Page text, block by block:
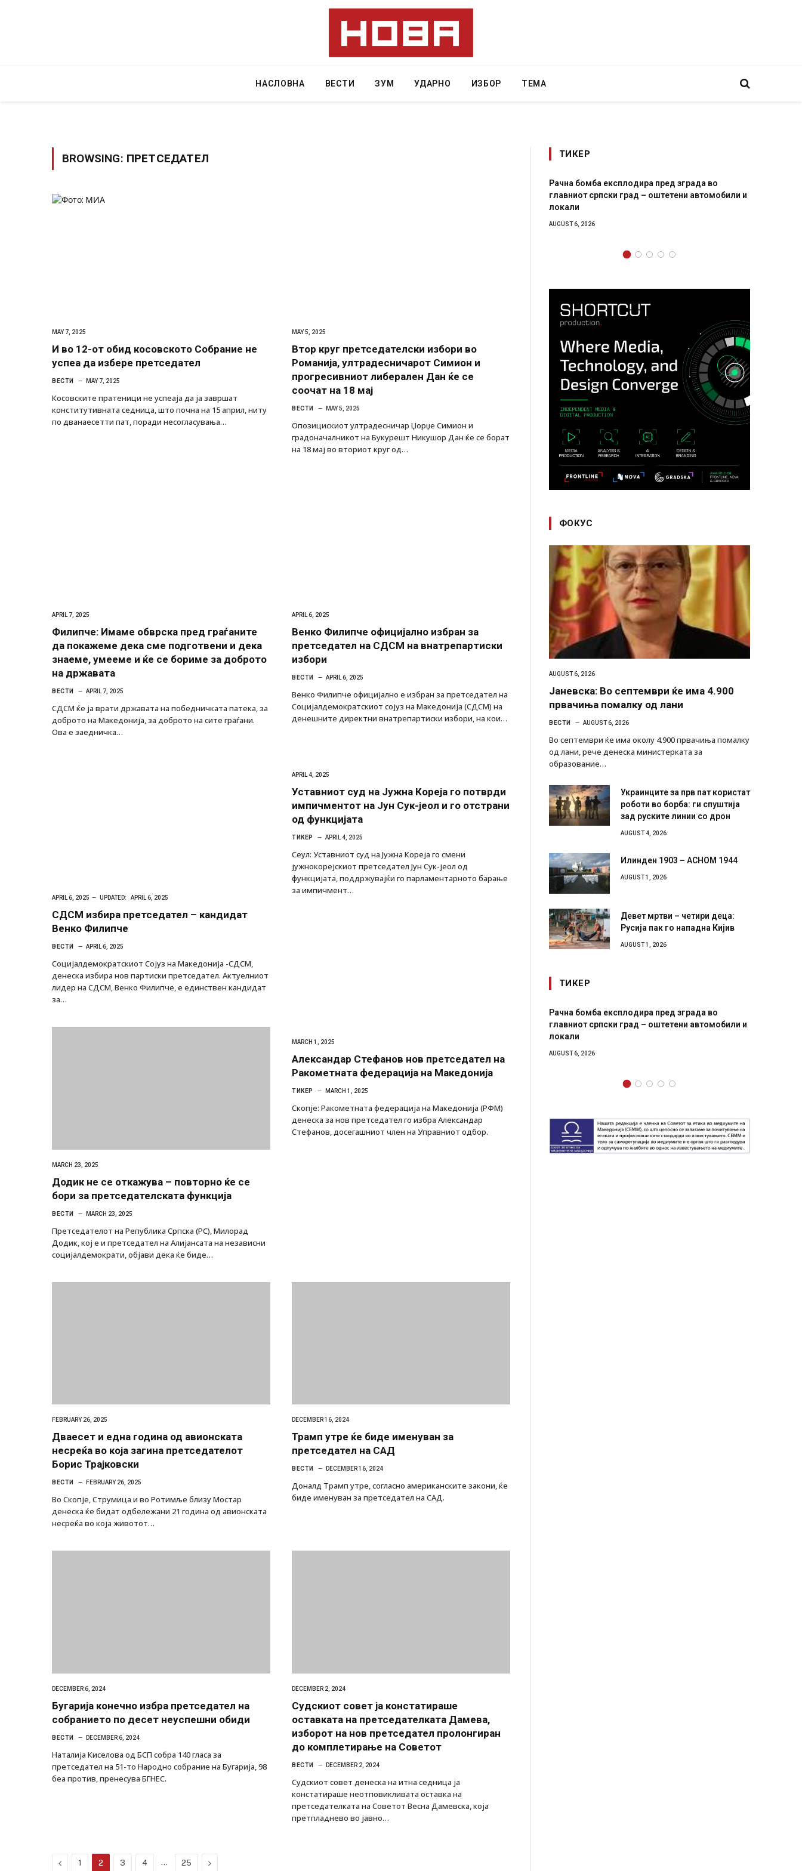
НАСЛОВНА ВЕСТИ ЗУМ УДАРНО ИЗБОР ТЕМА
BROWSING: ПРЕТСЕДАТЕЛ
MAY 7, 2025
И во 12-от обид косовското Собрание не
успеа да избере претседател
ВЕСТИ MAY 7, 2025
Косовските пратеници не успеаја да ја завршат
конститутивната седница, што почна на 15 април, ниту
по дванаесетти пат, поради несогласувања…
MAY 5, 2025
Втор круг претседателски избори во
Романија, ултрадесничарот Симион и
прогресивниот либерален Дан ќе се
соочат на 18 мај
ВЕСТИ MAY 5, 2025
Опозицискиот ултрадесничар Џорџе Симион и
градоначалникот на Букурешт Никушор Дан ќе се борат
на 18 мај во вториот круг од…
APRIL 7, 2025
Филипче: Имаме обврска пред граѓаните
да покажеме дека сме подготвени и дека
знаеме, умееме и ќе се бориме за доброто
на државата
ВЕСТИ APRIL 7, 2025
СДСМ ќе ја врати државата на победничката патека, за
доброто на Македонија, за доброто на сите граѓани.
Ова е заедничка…
APRIL 6, 2025
Венко Филипче официјално избран за
претседател на СДСМ на внатрепартиски
избори
ВЕСТИ APRIL 6, 2025
Венко Филипче официјално е избран за претседател на
Социјалдемократскиот сојуз на Македонија (СДСМ) на
денешните директни внатрепартиски избори, на кои…
APRIL 6, 2025 UPDATED: APRIL 6, 2025
СДСМ избира претседател – кандидат
Венко Филипче
ВЕСТИ APRIL 6, 2025
Социјалдемократскиот Сојуз на Македонија -СДСМ,
денеска избира нов партиски претседател. Актуелниот
лидер на СДСМ, Венко Филипче, е единствен кандидат
за…
APRIL 4, 2025
Уставниот суд на Јужна Кореја го потврди
импичментот на Јун Сук-јеол и го отстрани
од функцијата
ТИКЕР APRIL 4, 2025
Сеул: Уставниот суд на Јужна Кореја го смени
јужнокорејскиот претседател Јун Сук-јеол од
функцијата, поддржувајќи го парламентарното барање
за импичмент…
MARCH 23, 2025
Додик не се откажува – повторно ќе се
бори за претседателската функција
ВЕСТИ MARCH 23, 2025
Претседателот на Република Српска (РС), Милорад
Додик, кој е и претседател на Алијансата на независни
социјалдемократи, објави дека ќе биде…
MARCH 1, 2025
Александар Стефанов нов претседател на
Ракометната федерација на Македонија
ТИКЕР MARCH 1, 2025
Скопје: Ракометната федерација на Македонија (РФМ)
денеска за нов претседател го избра Александар
Стефанов, досегашниот член на Управниот одбор.
FEBRUARY 26, 2025
Дваесет и една година од авионската
несреќа во која загина претседателот
Борис Трајковски
ВЕСТИ FEBRUARY 26, 2025
Во Скопје, Струмица и во Ротимље близу Мостар
денеска ќе бидат одбележани 21 година од авионската
несреќа во која животот…
DECEMBER 16, 2024
Трамп утре ќе биде именуван за
претседател на САД
ВЕСТИ DECEMBER 16, 2024
Доналд Трамп утре, согласно американските закони, ќе
биде именуван за претседател на САД.
DECEMBER 6, 2024
Бугарија конечно избра претседател на
собранието по десет неуспешни обиди
ВЕСТИ DECEMBER 6, 2024
Наталија Киселова од БСП собра 140 гласа за
претседател на 51-то Народно собрание на Бугарија, 98
беа против, пренесува БГНЕС.
DECEMBER 2, 2024
Судскиот совет ја констатираше
оставката на претседателката Дамева,
изборот на нов претседател пролонгиран
до комплетирање на Советот
ВЕСТИ DECEMBER 2, 2024
Судскиот совет денеска на итна седница ја
констатираше неотповикливата оставка на
претседателката на Советот Весна Дамевска, која
претпладнево во јавно…
Previous
1 2 3 4 … 25 Next
ТИКЕР
Рачна бомба експлодира пред зграда во
главниот српски град – оштетени автомобили и
локали
AUGUST 6, 2026
ФОКУС
AUGUST 6, 2026
Јаневска: Во септември ќе има 4.900
првачиња помалку од лани
ВЕСТИ AUGUST 6, 2026
Во септември ќе има околу 4.900 првачиња помалку
од лани, рече денеска министерката за
образование…
Украинците за прв пат користат
роботи во борба: ги спуштија
зад руските линии со дрон
AUGUST 4, 2026
Илинден 1903 – АСНОМ 1944
AUGUST 1, 2026
Девет мртви – четири деца:
Русија пак го нападна Кијив
AUGUST 1, 2026
ТИКЕР
Рачна бомба експлодира пред зграда во
главниот српски град – оштетени автомобили и
локали
AUGUST 6, 2026